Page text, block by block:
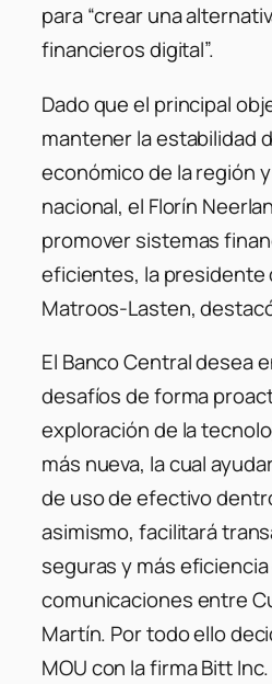
para “crear una
financieros digital”.
Dado que el principal
mantener la estabilidad
económico de la región
nacional, el Florín
promover sistemas
eficientes, la presidente
Matroos-Lasten,
El Banco Central desea
desafíos de forma
exploración de la
más nueva, la cual
de uso de efectivo
asimismo, facilitará
seguras y más eficiencia
comunicaciones entre
Martín. Por todo ello
MOU con la firma Bitt Inc.